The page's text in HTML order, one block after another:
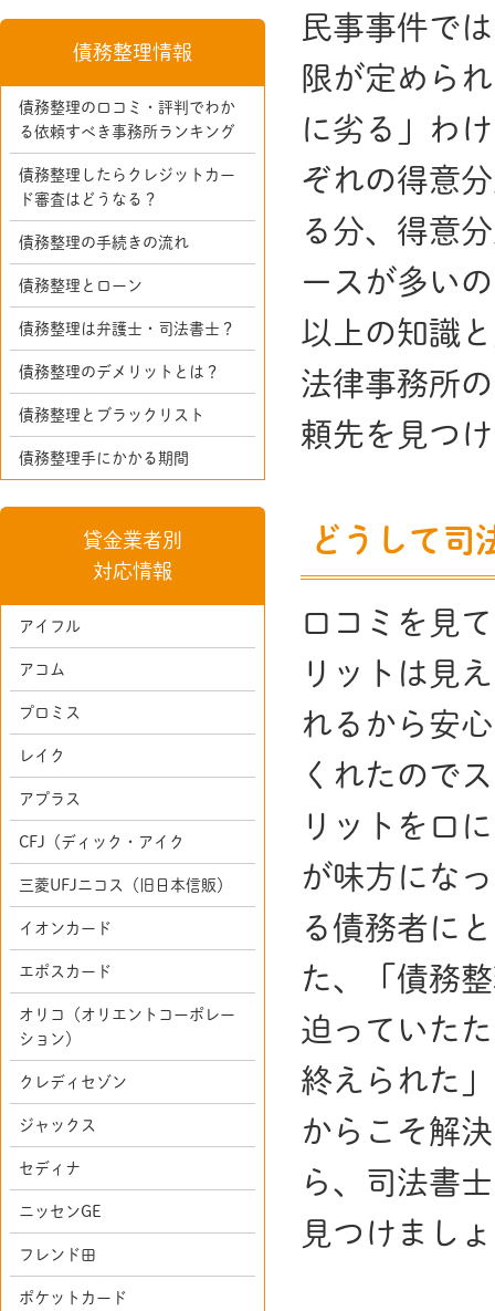
民事事件で
限が定めら
に劣る」わ
ぞれの得意
る分、得意
ースが多い
以上の知識
法律事務所
頼先を見つ
どうして司
口コミを見
リットは見
れるから安
くれたので
リットを口
が味方にな
る債務者に
た、「債務
迫っていた
終えられた
からこそ解
ら、司法書
見つけまし
債務整理情報
債務整理の口コミ・評判でわか
る依頼すべき事務所ランキング
債務整理したらクレジットカー
ド審査はどうなる？
債務整理の手続きの流れ
債務整理とローン
債務整理は弁護士・司法書士？
債務整理のデメリットとは？
債務整理とブラックリスト
債務整理手にかかる期間
貸金業者別
対応情報
アイフル
アコム
プロミス
レイク
アプラス
CFJ（ディック・アイク
三菱UFJニコス（旧日本信販）
イオンカード
エポスカード
オリコ（オリエントコーポレー
ション）
クレディセゾン
ジャックス
セディナ
ニッセンGE
フレンド田
ポケットカード